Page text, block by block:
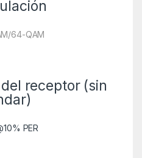
64-QAM
receptor (sin
PER